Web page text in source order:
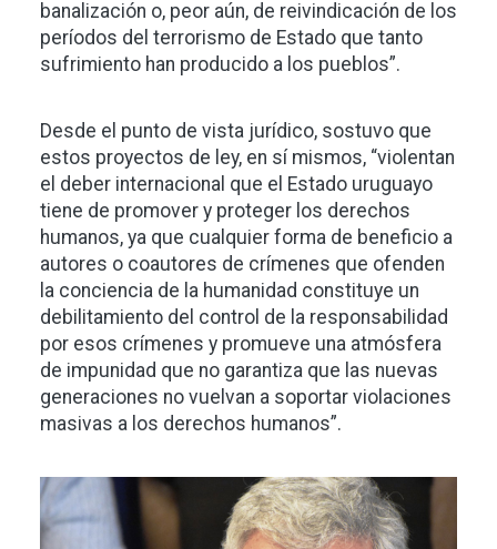
banalización o, peor aún, de reivindicación de los
períodos del terrorismo de Estado que tanto
sufrimiento han producido a los pueblos”.
Desde el punto de vista jurídico, sostuvo que
estos proyectos de ley, en sí mismos, “violentan
el deber internacional que el Estado uruguayo
tiene de promover y proteger los derechos
humanos, ya que cualquier forma de beneficio a
autores o coautores de crímenes que ofenden
la conciencia de la humanidad constituye un
debilitamiento del control de la responsabilidad
por esos crímenes y promueve una atmósfera
de impunidad que no garantiza que las nuevas
generaciones no vuelvan a soportar violaciones
masivas a los derechos humanos”.
Imagen